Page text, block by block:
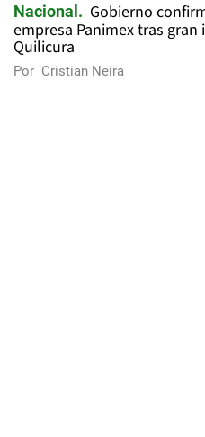
Nacional
Gobierno
empresa Panimex tras
Quilicura
Por Cristian Neira